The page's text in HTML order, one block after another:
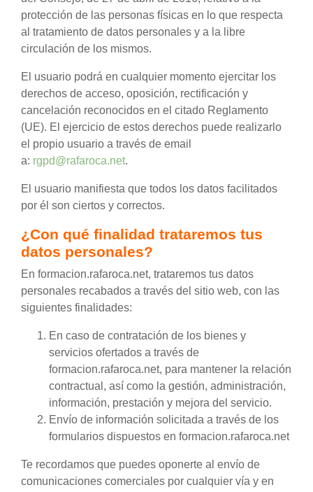
protección de las personas físicas en lo que respecta
al tratamiento de datos personales y a la libre
circulación de los mismos.
El usuario podrá en cualquier momento ejercitar los
derechos de acceso, oposición, rectificación y
cancelación reconocidos en el citado Reglamento
(UE). El ejercicio de estos derechos puede realizarlo
el propio usuario a través de email
a: rgpd@rafaroca.net.
El usuario manifiesta que todos los datos facilitados
por él son ciertos y correctos.
¿Con qué finalidad trataremos tus
datos personales?
En formacion.rafaroca.net, trataremos tus datos
personales recabados a través del sitio web, con las
siguientes finalidades:
En caso de contratación de los bienes y
servicios ofertados a través de
formacion.rafaroca.net, para mantener la relación
contractual, así como la gestión, administración,
información, prestación y mejora del servicio.
Envío de información solicitada a través de los
formularios dispuestos en formacion.rafaroca.net
Te recordamos que puedes oponerte al envío de
comunicaciones comerciales por cualquier vía y en